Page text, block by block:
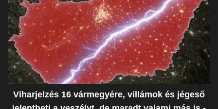
Viharjelzés 16 vármegyére, villámok és jégeső